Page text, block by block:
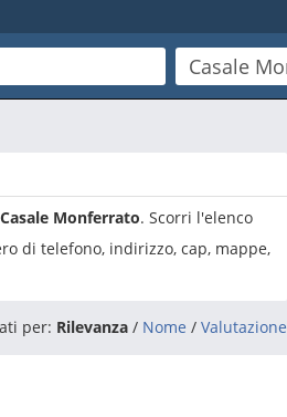
Casale Monferrato. Scorri l'elenco
di telefono, indirizzo, cap, mappe,
per: Rilevanza / Nome / Valutazione